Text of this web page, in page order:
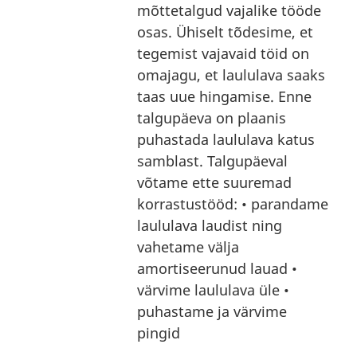
mõttetalgud vajalike tööde
osas. Ühiselt tõdesime, et
tegemist vajavaid töid on
omajagu, et laululava saaks
taas uue hingamise. Enne
talgupäeva on plaanis
puhastada laululava katus
samblast. Talgupäeval
võtame ette suuremad
korrastustööd: • parandame
laululava laudist ning
vahetame välja
amortiseerunud lauad •
värvime laululava üle •
puhastame ja värvime
pingid